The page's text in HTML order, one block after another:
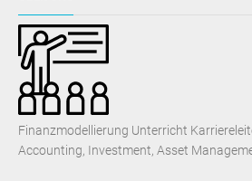
Finanzmodellierung Unterricht
Accounting, Investment, Asset